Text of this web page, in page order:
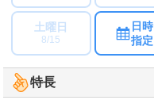
土曜日
8/15
日時
指定
特長